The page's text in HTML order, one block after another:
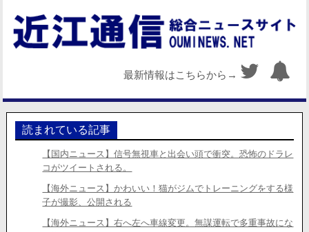
最新情報はこちらから→
読まれている記事
【国内ニュース】信号無視車と出会い頭で衝突。恐怖のドラレ
コがツイートされる。
【海外ニュース】かわいい！猫がジムでトレーニングをする様
子が撮影、公開される
【海外ニュース】右へ左へ車線変更。無謀運転で多重事故にな